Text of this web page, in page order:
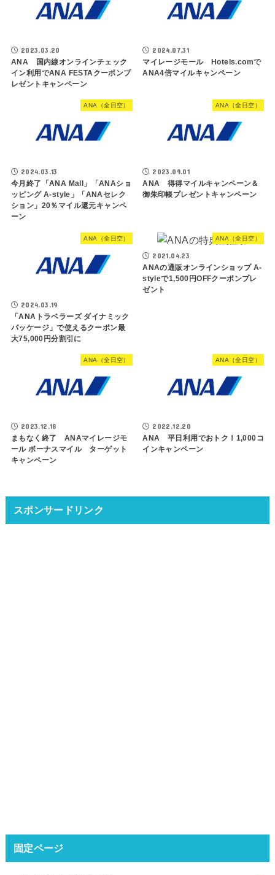
2023.03.20
ANA 国内線オンラインチェック
イン利用でANA FESTAクーポンプ
レゼントキャンペーン
2024.07.31
マイレージモール Hotels.comで
ANA4倍マイルキャンペーン
ANA（全日空）
2024.03.13
今月終了「ANA Mall」「ANAショ
ッピング A-style」「ANAセレク
ション」20％マイル還元キャンペ
ーン
ANA（全日空）
2023.09.01
ANA 得得マイルキャンペーン＆
御朱印帳プレゼントキャンペーン
ANA（全日空）
2024.03.19
「ANAトラベラーズ ダイナミック
パッケージ」で使えるクーポン最
大75,000円分割引に
ANA（全日空）
2021.04.23
ANAの通販オンラインショップ A-
styleで1,500円OFFクーポンプレ
ゼント
ANA（全日空）
2023.12.18
まもなく終了 ANAマイレージモ
ール ボーナスマイル ターゲット
キャンペーン
ANA（全日空）
2022.12.20
ANA 平日利用でおトク！1,000コ
インキャンペーン
スポンサードリンク
固定ページ